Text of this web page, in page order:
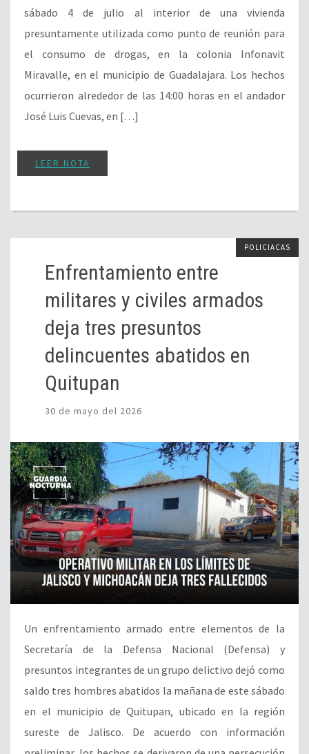
sábado 4 de julio al interior de una vivienda
presuntamente utilizada como punto de reunión para
el consumo de drogas, en la colonia Infonavit
Miravalle, en el municipio de Guadalajara. Los hechos
ocurrieron alrededor de las 14:00 horas en el andador
José Luis Cuevas, en […]
LEER NOTA
POLICIACAS
Enfrentamiento entre
militares y civiles armados
deja tres presuntos
delincuentes abatidos en
Quitupan
30 de mayo del 2026
Un enfrentamiento armado entre elementos de la
Secretaría de la Defensa Nacional (Defensa) y
presuntos integrantes de un grupo delictivo dejó como
saldo tres hombres abatidos la mañana de este sábado
en el municipio de Quitupan, ubicado en la región
sureste de Jalisco. De acuerdo con información